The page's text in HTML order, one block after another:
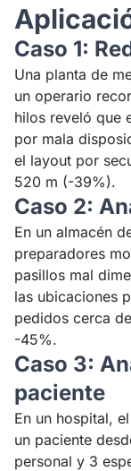
Caso 1:
Una planta de
un operario
hilos reveló que
por mala
el layout por
520 m (-39%).
Caso 2:
En un almacén
preparadores
pasillos mal
las ubicaciones
pedidos cerca
-45%.
Caso 3:
paciente
En un hospital,
un paciente
personal y 3